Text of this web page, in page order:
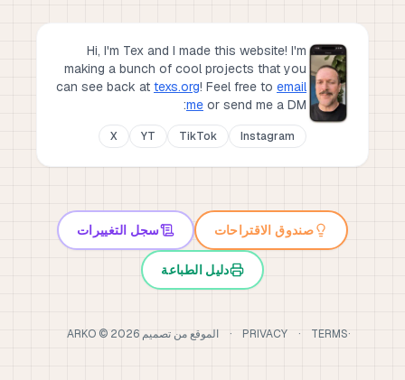
Hi, I'm Tex and I made this website! I'm
making a bunch of cool projects that you
can see back at texs.org! Feel free to email
me or send me a DM:
Instagram
TikTok
YT
X
صندوق الاقتراحات سجل التغييرات
دليل الطباعة
·
TERMS
·
PRIVACY
· الموقع من تصميم ARKO © 2026